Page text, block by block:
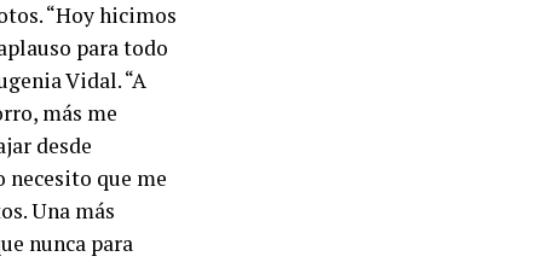
“Hoy hicimos
para todo
Vidal. “A
más me
desde
necesito que me
Una más
nunca para